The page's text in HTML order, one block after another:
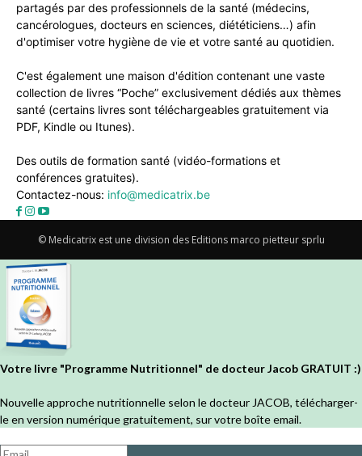
partagés par des professionnels de la santé (médecins,
cancérologues, docteurs en sciences, diététiciens…) afin
d'optimiser votre hygiène de vie et votre santé au quotidien.
C'est également une maison d'édition contenant une vaste
collection de livres “Poche” exclusivement dédiés aux thèmes
santé (certains livres sont téléchargeables gratuitement via
PDF, Kindle ou Itunes).
Des outils de formation santé (vidéo-formations et
conférences gratuites).
Contactez-nous: info@medicatrix.be
© Medicatrix est une division des Editions marco pietteur sprlu
Votre livre "Programme Nutritionnel" de docteur Jacob GRATUIT :)
Nouvelle approche nutritionnelle selon le docteur JACOB, télécharger-
le en version numérique gratuitement, sur votre boîte email.